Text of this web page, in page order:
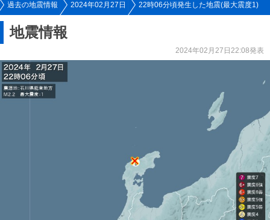
過去の地震情報 2024年02月27日 22時06分頃発生した地震(最大震度1)
地震情報
2024年02月27日22:08発表